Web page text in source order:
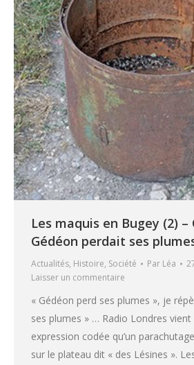
Les maquis en Bugey (2) –
Gédéon perdait ses
Actualités, Histoire, Société Par Léa
Laisser un commentaire
« Gédéon perd ses plumes », je
ses plumes » … Radio Londres vient
expression codée qu’un
sur le plateau dit « des Lésines ».